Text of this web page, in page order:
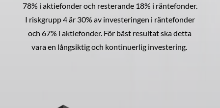
78% i aktiefonder och resterande 18% i räntefonder.
I riskgrupp 4 är 30% av investeringen i räntefonder
och 67% i aktiefonder. För bäst resultat ska detta
vara en långsiktig och kontinuerlig investering.